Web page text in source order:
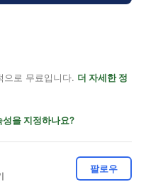
으로 무료입니다. 더 자세한 정
성을 지정하나요?
팔로우